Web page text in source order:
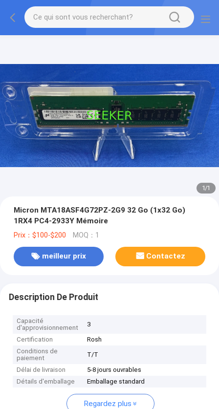
1/1
Micron MTA18ASF4G72PZ-2G9 32 Go (1x32 Go)
1RX4 PC4-2933Y Mémoire
Prix：$100-$200 MOQ：1
meilleur prix Contactez
Description De Produit
Capacité
d'approvisionnement
3
Certification
Rosh
Conditions de
paiement
T/T
Délai de livraison
5-8 jours ouvrables
Détails d'emballage
Emballage standard
Regardez plus